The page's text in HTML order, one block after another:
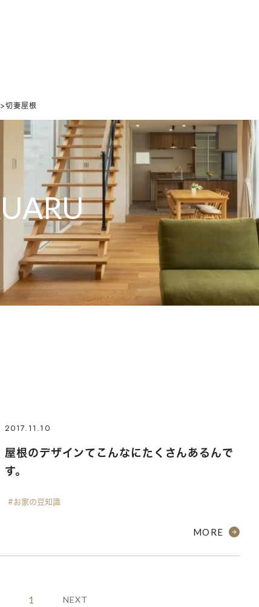
妻屋根
2017.11.10
屋根のデザインてこんなにたくさんあるんで
す。
#お家の豆知識
MORE
1 NEXT